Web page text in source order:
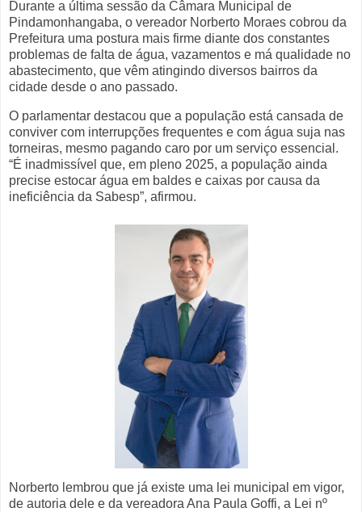
Durante a última sessão da Câmara Municipal de
Pindamonhangaba, o vereador Norberto Moraes cobrou da
Prefeitura uma postura mais firme diante dos constantes
problemas de falta de água, vazamentos e má qualidade no
abastecimento, que vêm atingindo diversos bairros da
cidade desde o ano passado.
O parlamentar destacou que a população está cansada de
conviver com interrupções frequentes e com água suja nas
torneiras, mesmo pagando caro por um serviço essencial.
“É inadmissível que, em pleno 2025, a população ainda
precise estocar água em baldes e caixas por causa da
ineficiência da Sabesp”, afirmou.
Norberto lembrou que já existe uma lei municipal em vigor,
de autoria dele e da vereadora Ana Paula Goffi, a Lei nº